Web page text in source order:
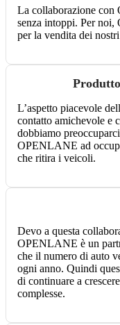
La collaborazione con
senza intoppi. Per
per la vendita dei
L’aspetto piacevole
contatto amichevole e
dobbiamo
OPENLANE ad
che ritira i veicoli.
Devo a questa
OPENLANE è un
che il numero di auto
ogni anno. Quindi
di continuare a
complesse.